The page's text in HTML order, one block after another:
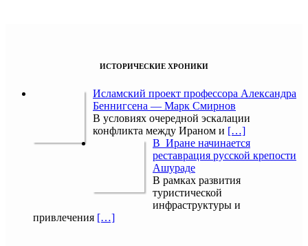
ИСТОРИЧЕСКИЕ ХРОНИКИ
Исламский проект профессора Александра
Беннигсена — Марк Смирнов
В условиях очередной эскалации
конфликта между Ираном и […]
В Иране начинается
реставрация русской крепости
Ашураде
В рамках развития
туристической
инфраструктуры и
привлечения […]